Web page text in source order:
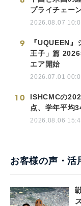
プライチェー
2026.08.07
9
『UQUEEN
王子」篇
エア開始
2026.07.01
10
ISHCMCの
点、学年平均
2026.08.06
お客様の声・活